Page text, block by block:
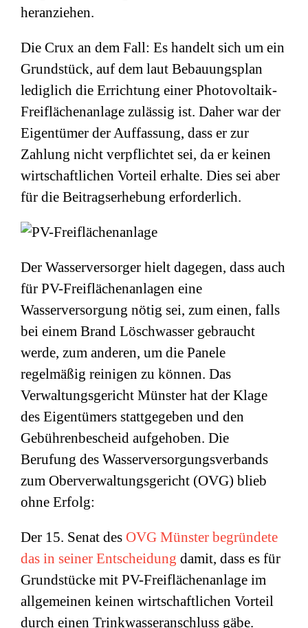
heranziehen.
Die Crux an dem Fall: Es handelt sich um ein
Grundstück, auf dem laut Bebauungsplan
lediglich die Errichtung einer Photovoltaik-
Freiflächenanlage zulässig ist. Daher war der
Eigentümer der Auffassung, dass er zur
Zahlung nicht verpflichtet sei, da er keinen
wirtschaftlichen Vorteil erhalte. Dies sei aber
für die Beitragserhebung erforderlich.
Der Wasserversorger hielt dagegen, dass auch
für PV-Freiflächenanlagen eine
Wasserversorgung nötig sei, zum einen, falls
bei einem Brand Löschwasser gebraucht
werde, zum anderen, um die Panele
regelmäßig reinigen zu können. Das
Verwaltungsgericht Münster hat der Klage
des Eigentümers stattgegeben und den
Gebührenbescheid aufgehoben. Die
Berufung des Wasserversorgungsverbands
zum Oberverwaltungsgericht (OVG) blieb
ohne Erfolg:
Der 15. Senat des OVG Münster begründete
das in seiner Entscheidung damit, dass es für
Grundstücke mit PV-Freiflächenanlage im
allgemeinen keinen wirtschaftlichen Vorteil
durch einen Trinkwasseranschluss gäbe.